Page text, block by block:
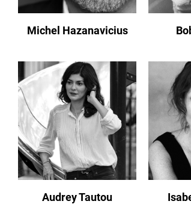
Michel Hazanavicius
Audrey Tautou